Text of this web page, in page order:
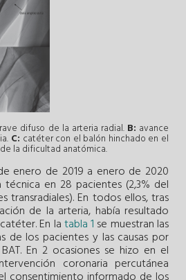
difuso de la arteria radial. B: avance
C: catéter con el balón hinchado en el
la dificultad anatómica.
enero de 2019 a enero de 2020
en 28 pacientes (2,3% del
transradiales). En todos ellos, tras
de la arteria, había resultado
En latabla 1 se muestran las
de los pacientes y las causas por
En 2 ocasiones se hizo en el
coronaria percutánea